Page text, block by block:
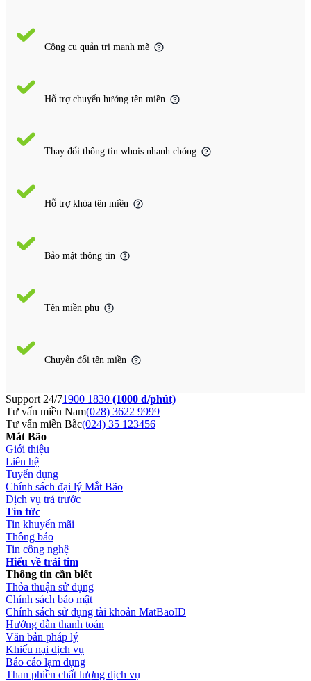
Công cụ quản trị mạnh mẽ
Hỗ trợ chuyển hướng tên miền
Thay đổi thông tin whois nhanh chóng
Hỗ trợ khóa tên miền
Bảo mật thông tin
Tên miền phụ
Chuyển đổi tên miền
Support 24/71900 1830 (1000 đ/phút)
Tư vấn miền Nam(028) 3622 9999
Tư vấn miền Bắc(024) 35 123456
Mắt Bão
Giới thiệu
Liên hệ
Tuyển dụng
Chính sách đại lý Mắt Bão
Dịch vụ trả trước
Tin tức
Tin khuyến mãi
Thông báo
Tin công nghệ
Hiểu về trái tim
Thông tin cần biết
Thỏa thuận sử dụng
Chính sách bảo mật
Chính sách sử dụng tài khoản MatBaoID
Hướng dẫn thanh toán
Văn bản pháp lý
Khiếu nại dịch vụ
Báo cáo lạm dụng
Than phiền chất lượng dịch vụ